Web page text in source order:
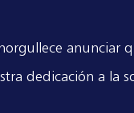
anunciar
dedicación a la